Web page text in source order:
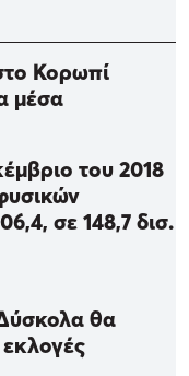
Κορωπί
μέσα
του 2018
σε 148,7 δισ.
θα
εκλογές